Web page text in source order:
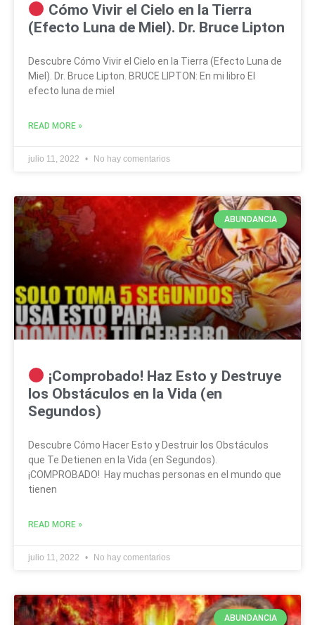
Cómo Vivir el Cielo en la Tierra
(Efecto Luna de Miel). Dr. Bruce Lipton
Descubre Cómo Vivir el Cielo en la Tierra (Efecto Luna de
Miel). Dr. Bruce Lipton. BRUCE LIPTON: En mi libro El
efecto luna de miel
READ MORE »
julio 11, 2022 No hay comentarios
ABUNDANCIA
¡Comprobado! Haz Esto y Destruye
los Obstáculos en la Vida (en
Segundos)
Descubre Cómo Hacer Esto y Destruir los Obstáculos
que Te Detienen en la Vida (en Segundos).
¡COMPROBADO! Hay muchas personas en el mundo que
tienen
READ MORE »
julio 11, 2022 No hay comentarios
ABUNDANCIA